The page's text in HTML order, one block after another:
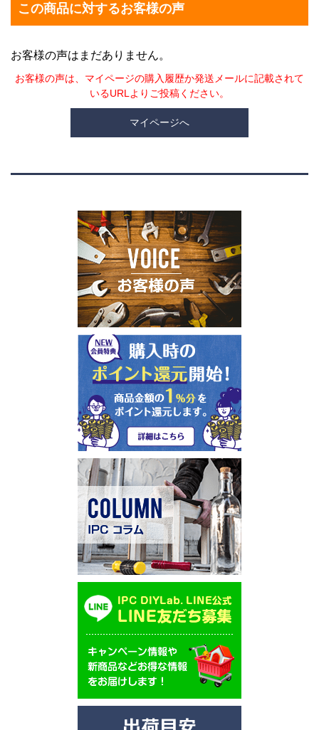
この商品に対するお客様の声
お客様の声はまだありません。
お客様の声は、マイページの購入履歴か発送メールに記載されて
いるURLよりご投稿ください。
マイページへ